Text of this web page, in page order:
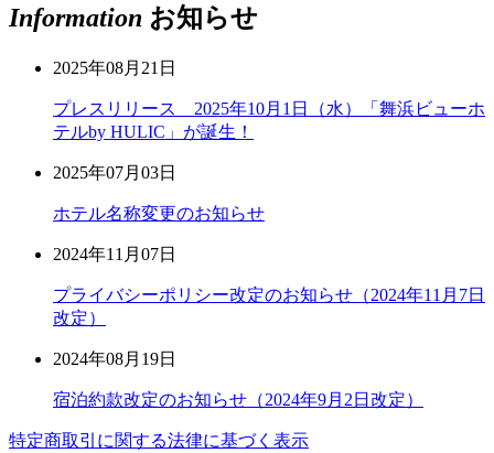
Information お知らせ
2025年08月21日
プレスリリース 2025年10月1日（水）「舞浜ビューホ
テルby HULIC」が誕生！
2025年07月03日
ホテル名称変更のお知らせ
2024年11月07日
プライバシーポリシー改定のお知らせ（2024年11月7日
改定）
2024年08月19日
宿泊約款改定のお知らせ（2024年9月2日改定）
特定商取引に関する法律に基づく表示